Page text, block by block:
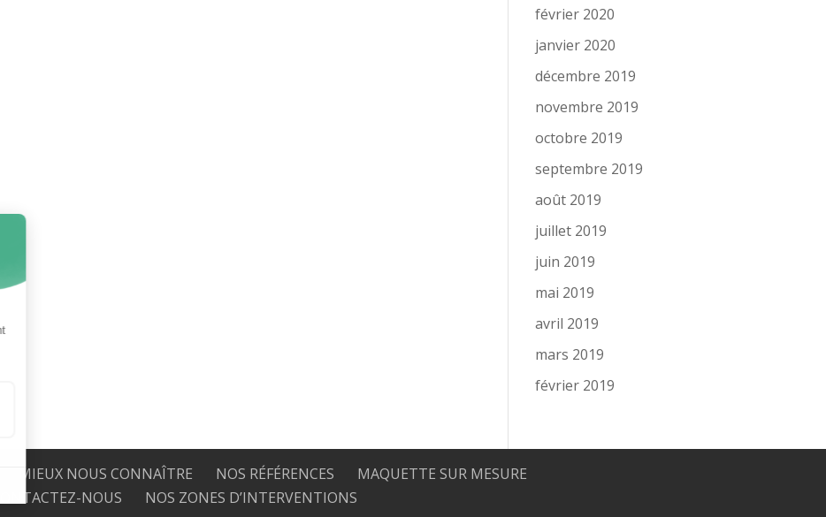
février 2020
janvier 2020
décembre 2019
novembre 2019
octobre 2019
septembre 2019
août 2019
juillet 2019
juin 2019
mai 2019
avril 2019
mars 2019
février 2019
MIEUX NOUS CONNAÎTRE NOS RÉFÉRENCES
MAQUETTE SUR MESURE
CONTACTEZ-NOUS NOS ZONES D’INTERVENTIONS